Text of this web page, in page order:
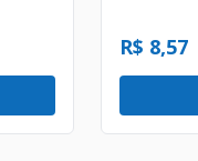
R$ 8,57